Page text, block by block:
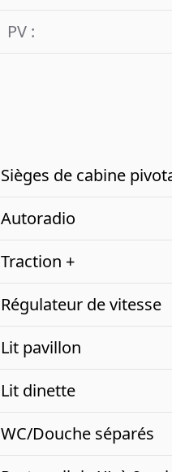
PV :
Sièges de cabine
Autoradio
Traction +
Régulateur de vitesse
Lit pavillon
Lit dinette
WC/Douche séparés